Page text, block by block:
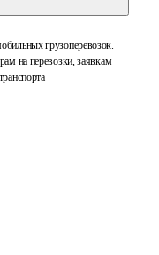
грузоперевозок.
на перевозки, заявкам